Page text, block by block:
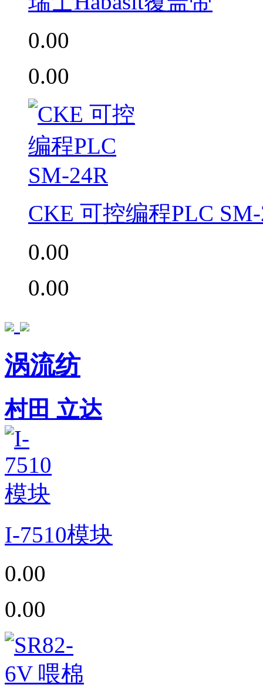
0.00
0.00
CKE 可控编程PLC
0.00
0.00
涡流纺
村田 立达
I-7510模块
0.00
0.00